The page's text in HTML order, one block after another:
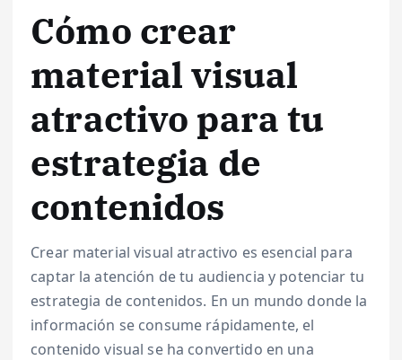
Cómo crear
material visual
atractivo para tu
estrategia de
contenidos
Crear material visual atractivo es esencial para
captar la atención de tu audiencia y potenciar tu
estrategia de contenidos. En un mundo donde la
información se consume rápidamente, el
contenido visual se ha convertido en una